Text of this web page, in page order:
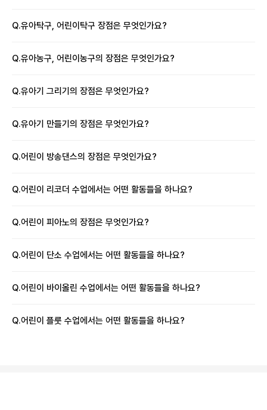
Q.유아탁구, 어린이탁구 장점은 무엇인가요?
Q.유아농구, 어린이농구의 장점은 무엇인가요?
Q.유아기 그리기의 장점은 무엇인가요?
Q.유아기 만들기의 장점은 무엇인가요?
Q.어린이 방송댄스의 장점은 무엇인가요?
Q.어린이 리코더 수업에서는 어떤 활동들을 하나요?
Q.어린이 피아노의 장점은 무엇인가요?
Q.어린이 단소 수업에서는 어떤 활동들을 하나요?
Q.어린이 바이올린 수업에서는 어떤 활동들을 하나요?
Q.어린이 플룻 수업에서는 어떤 활동들을 하나요?